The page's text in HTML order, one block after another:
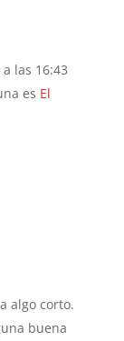
las 16:43
es El
algo corto.
buena